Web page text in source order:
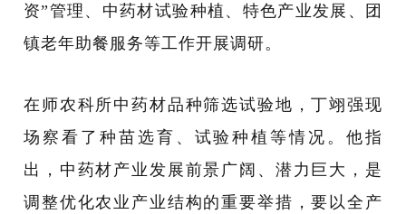
资”管理、中药材试验种植、特色产业发展、团
镇老年助餐服务等工作开展调研。
在师农科所中药材品种筛选试验地，丁翊强现
场察看了种苗选育、试验种植等情况。他指
出，中药材产业发展前景广阔、潜力巨大，是
调整优化农业产业结构的重要举措，要以全产